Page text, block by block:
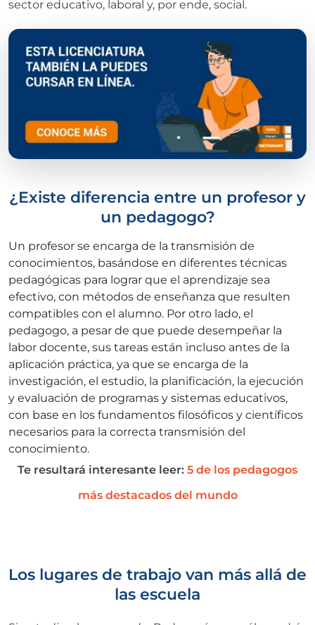
sector educativo, laboral y, por ende, social.
¿Existe diferencia entre un profesor y
un pedagogo?
Un profesor se encarga de la transmisión de
conocimientos, basándose en diferentes técnicas
pedagógicas para lograr que el aprendizaje sea
efectivo, con métodos de enseñanza que resulten
compatibles con el alumno. Por otro lado, el
pedagogo, a pesar de que puede desempeñar la
labor docente, sus tareas están incluso antes de la
aplicación práctica, ya que se encarga de la
investigación, el estudio, la planificación, la ejecución
y evaluación de programas y sistemas educativos,
con base en los fundamentos filosóficos y científicos
necesarios para la correcta transmisión del
conocimiento.
Te resultará interesante leer: 5 de los pedagogos
más destacados del mundo
Los lugares de trabajo van más allá de
las escuela